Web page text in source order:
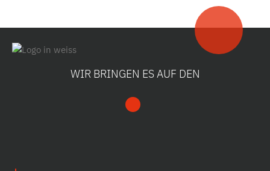
WIR BRINGEN ES AUF DEN